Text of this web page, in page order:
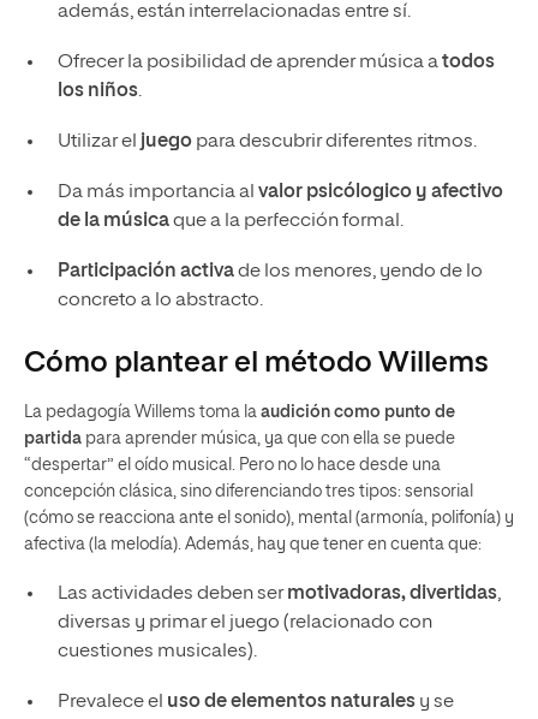
además, están interrelacionadas entre sí.
Ofrecer la posibilidad de aprender música atodos
los niños.
Utilizar el juegopara descubrir diferentes ritmos.
Da más importancia al valor psicólogico y afectivo
de la músicaque a la perfección formal.
Participación activade los menores, yendo de lo
concreto a lo abstracto.
Cómo plantear el método Willems
La pedagogía Willems toma la audición como punto de
partida para aprender música, ya que con ella se puede
“despertar” el oído musical. Pero no lo hace desde una
concepción clásica, sino diferenciando tres tipos: sensorial
(cómo se reacciona ante el sonido), mental (armonía, polifonía) y
afectiva (la melodía). Además, hay que tener en cuenta que:
Las actividades deben sermotivadoras, divertidas,
diversas y primar el juego (relacionado con
cuestiones musicales).
Prevalece el uso de elementos naturalesy se